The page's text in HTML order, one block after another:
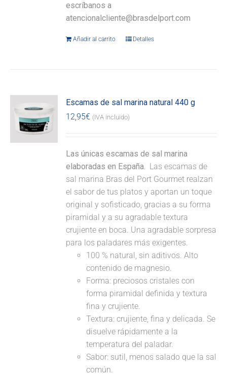
escríbanos a
atencionalcliente@brasdelport.com
Añadir al carrito Detalles
Escamas de sal marina natural 440 g
12,95€ (IVA incluido)
Las únicas escamas de sal marina
elaboradas en España. Las escamas de
sal marina Bras del Port Gourmet realzan
el sabor de tus platos y aportan un toque
original y sofisticado, gracias a su forma
piramidal y a su agradable textura
crujiente en boca. Una agradable sorpresa
para los paladares más exigentes.
100 % natural, sin aditivos. Alto
contenido de magnesio.
Forma: preciosos cristales con
forma piramidal definida y textura
fina y crujiente.
Textura: crujiente, fina y delicada. Se
disuelve rápidamente a la
temperatura del paladar.
Sabor: sutil, menos salado que la sal
común.